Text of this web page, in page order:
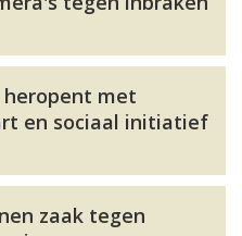
heropent met
en sociaal initiatief
zaak tegen